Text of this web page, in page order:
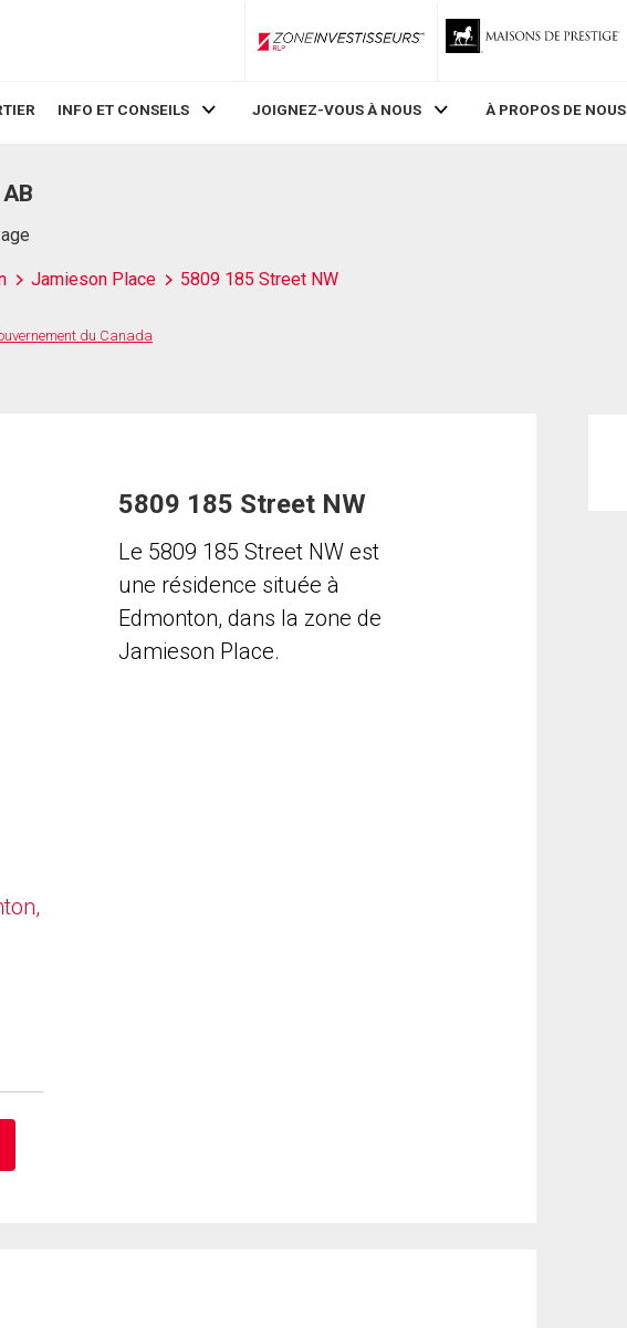
ZoneInvestisseurs RLP
INFO ET CONSEILS JOIGNEZ-VOUS À NOUS À PROPOS DE NOUS
Jamieson Place 5809 185 Street NW
du Canada
5809 185 Street NW
Le 5809 185 Street NW est
une résidence située à
Edmonton, dans la zone de
Jamieson Place.